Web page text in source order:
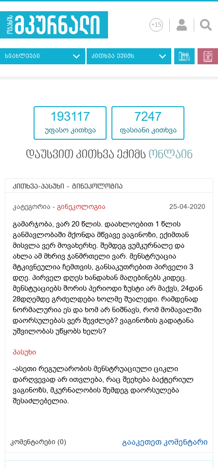
სიახლეები კითხვა ექიმს
193117
უფასო კითხვა
7247
ფასიანი კითხვა
დაუსვით კითხვა ექიმს ონლაინ
კითხვა-პასუხი - გინეკოლოგია
კატეგორია - გინეკოლოგია 25-04-2020
გამარჯობა, ვარ 20 წლის. დაახლოებით 1 წლის
განმავლობაში მქონდა მწვავე ვაგინოზი, ექიმთან
მისვლა ვერ მოვახერხე. შემდეგ ვუმკურნალე და
ახლა ამ მხრივ ჯანმრთელი ვარ. მენსტრუაცია
მტკივნეულია ჩემთვის, განსაკუთრებით პირველი 3
დღე. პირველ დღეს ხანდახან მაღებინებს კიდეც.
მენსტუაციებს შორის პერიოდი ზუსტი არ მაქვს, 24დან
28დღემდე გრძელდება ხოლმე შუალედი. რამდენად
ნორმალურია ეს და ხომ არ ნიშნავს, რომ მომავალში
დაორსულებას ვერ შევძლებ? ვაგინოზის გადატანა
უშვილობას უწყობს ხელს?
პასუხი
-ასეთი რეგულარობის მენსტრუაციული ციკლი
დარღვევად არ ითვლება, რაც შეეხება ბაქტერიულ
ვაგინოზს, მკურნალობის შემდეგ დაორსულება
შესაძლებელია.
კომენტარები (0) გააკეთეთ კომენტარი